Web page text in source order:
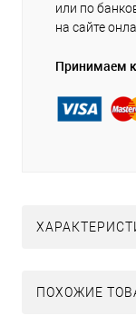
или по
на сайте
Принимаем
ПОХОЖИЕ